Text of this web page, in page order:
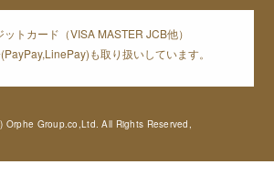
トカード（VISA MASTER JCB他）
も取り扱いしています。
Orphe Group.co,Ltd. All Rights Reserved,